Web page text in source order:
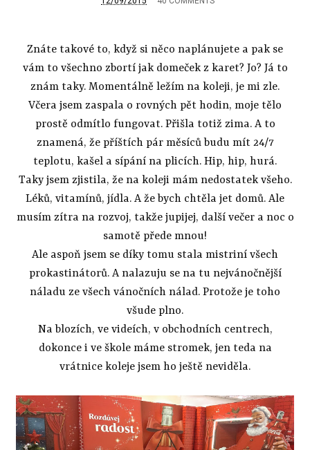
Znáte takové to, když si něco naplánujete a pak se
vám to všechno zbortí jak domeček z karet? Jo? Já to
znám taky. Momentálně ležím na koleji, je mi zle.
Včera jsem zaspala o rovných pět hodin, moje tělo
prostě odmítlo fungovat. Přišla totiž zima. A to
znamená, že příštích pár měsíců budu mít 24/7
teplotu, kašel a sípání na plicích. Hip, hip, hurá.
Taky jsem zjistila, že na koleji mám nedostatek všeho.
Léků, vitamínů, jídla. A že bych chtěla jet domů. Ale
musím zítra na rozvoj, takže jupijej, další večer a noc o
samotě přede mnou!
Ale aspoň jsem se díky tomu stala mistriní všech
prokastinátorů. A nalazuju se na tu nejvánočnější
náladu ze všech vánočních nálad. Protože je toho
všude plno.
Na blozích, ve videích, v obchodních centrech,
dokonce i ve škole máme stromek, jen teda na
vrátnice koleje jsem ho ještě neviděla.